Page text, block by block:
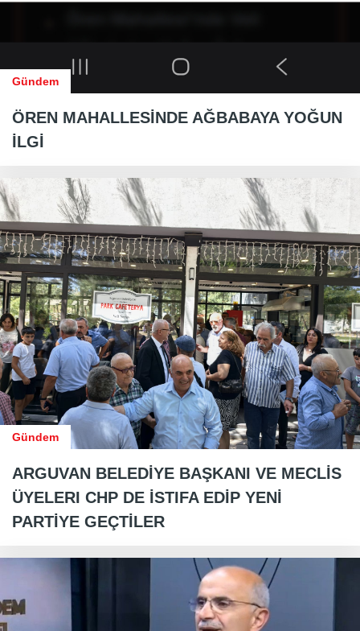
Gündem
ÖREN MAHALLESİNDE AĞBABAYA YOĞUN
İLGİ
Gündem
ARGUVAN BELEDİYE BAŞKANI VE MECLİS
ÜYELERI CHP DE İSTIFA EDİP YENİ
PARTİYE GEÇTİLER